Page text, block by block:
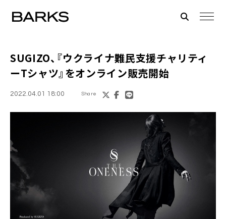
SUGIZO、『ウクライナ難民支援チャリティ
ーTシャツ』をオンライン販売開始
2022.04.01 18:00 Share